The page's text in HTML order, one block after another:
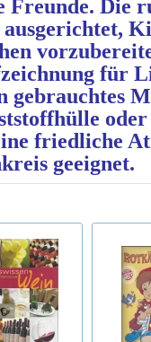
Freunde. Die
für
friedliche
geeignet.